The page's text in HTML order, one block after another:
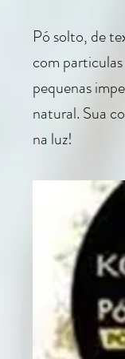
Pó solto, de
com
pequenas
natural. Sua
na luz!